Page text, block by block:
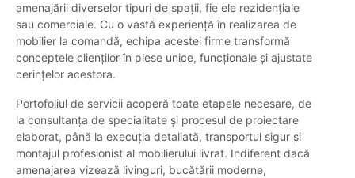
amenajării diverselor tipuri de spații, fie ele rezidențiale
sau comerciale. Cu o vastă experiență în realizarea de
mobilier la comandă, echipa acestei firme transformă
conceptele clienților în piese unice, funcționale și ajustate
cerințelor acestora.
Portofoliul de servicii acoperă toate etapele necesare, de
la consultanța de specialitate și procesul de proiectare
elaborat, până la execuția detaliată, transportul sigur și
montajul profesionist al mobilierului livrat. Indiferent dacă
amenajarea vizează livinguri, bucătării moderne,